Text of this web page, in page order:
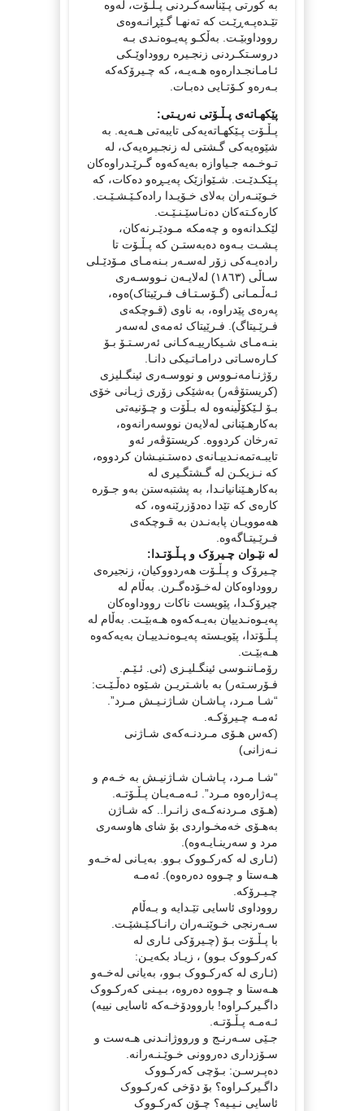
بە کورتی پـێناسەکـردنی پـڵـۆت، لەوە
تێـدەپـەڕێـت کە تەنهـا گـێڕانـەوەی
رووداوبێـت. بەڵکـو پەیـوەنـدی بـە
دروسـتکـردنی زنجـیرە رووداوێـکی
ئـامـانجـدارەوە هـەیـە، کە چـیرۆکەکە
بـەرەو کـۆتـایی دەبـات.
پێکهـاتەی پـڵـۆتی نەریـتی:
پـڵـۆت پـێکهـاتەیەکی تایبەتی هـەیە. بە
شێوەیەکی گـشتی لە زنجـیرەیەک، لە
تـوخـمە جـیاوازە بەیەکەوە گـرێـدراوەکان
پـێکـدێـت. شـێوازێک پەیـڕەو دەکات، کە
خـوێنـەران بەلای خـۆیـدا رادەکـێـشـێـت.
کارەکـتەکان دەنـاسێـنـێـت.
لێکـدانەوە و چەمکە مـودێـرنەکان،
پـشـت بـەوە دەبەستـن کە پـڵـۆت تا
رادەیـەکی زۆر لەسـەر بـنەمـای مـۆدێـلی
سـاڵی (١٨٦٣) لەلایـەن نـووسـەری
ئـەڵـمـانی (گـۆسـتـاف فـرێیتاک)ەوە،
پەرەی پێدراوە، بە ناوی (قـوچکەی
فـرێـيتاگ). فـرێیتاک ئەمەی لەسەر
بنـەمـای شـیکارییـەکـانی ئەرسـتـۆ بـۆ
کـارەسـاتی درامـاتـیکی دانـا.
رۆژنـامەنـووس و نووسـەری ئینگـلیزی
(کریستۆڤەر) بەشێکی زۆری ژیـانی خۆی
بـۆ لـێکۆڵینەوە لە بـڵۆت و چـۆنیەتی
بەکارهـێنانی لەلایەن نووسەرانەوە،
تەرخان کردووە. کریستۆڤەر ئەو
تایبـەتمەنـدییـانەی دەستـنیـشان کردووە،
کە نـزیکـن لە گـشتگـیری لە
بەکارهـێنانیانـدا، بە پشتبەستن بەو جـۆرە
کارەی کە تێدا دەدۆزرێنەوە، کە
هەموویـان پابەنـدن بە قـوچکەی
فـرێـیتـاگەوە.
لە نێـوان چـیرۆک و پـڵـۆتـدا:
چـیرۆک و پـڵـۆت هەردووکیان، زنجیرەی
رووداوەکان لەخـۆدەگـرن. بەڵام لە
چیرۆکـدا، پێویست ناکات رووداوەکان
پەیـوەنـدییان بەیـەکەوە هـەبێـت. بەڵام لە
پـڵـۆتدا، پێویـستە پەیـوەنـدییـان بەیەکەوە
هـەبێـت.
رۆمـاننـوسی ئینگـلیـزی (ئی. ئـێـم.
فـۆرسـتەر) بە باشـتریـن شـێوە دەڵـێـت:
“شـا مـرد، پـاشـان شـاژنـیـش مـرد”.
ئەمـە چـیرۆکـە.
(کەس هـۆی مـردنـەکەی شـاژنی
نـەزانی)
“شـا مـرد، پـاشـان شـاژنیـش بە خـەم و
پـەژارەوە مـرد”. ئـەمـەیـان پـڵـۆتـە.
(هـۆی مـردنەکـەی زانـرا.. کە شـاژن
بەهـۆی خەمخـواردی بۆ شای هاوسەری
مرد و سەرینـایـەوە).
(ئـاری لە کەرکـووک بـوو. بەیـانی لەخـەو
هـەستا و چـووە دەرەوە). ئەمـە
چـیـرۆکە.
رووداوی ئاسایی تێـدایە و بـەڵام
سـەرنجی خـوێنـەران رانـاكـێـشێـت.
با پـڵـۆت بـۆ (چـیرۆکی ئـاری لە
کەرکـووک بـوو) ، زیـاد بکەیـن:
(ئـاری لە کەرکـووک بـوو، بەیانی لەخـەو
هـەستا و چـووە دەروە، بـیـنی کەرکـووک
داگـیرکـراوە! باروودۆخـەکە ئاسایی نییە)
ئـەمـە پـڵـۆتـە.
جـێی سـەرنـج و ورووژانـدنی هـەست و
سـۆزداری دەروونی خـوێـنـەرانە.
دەپـرسـن: بـۆچی کەرکـووک
داگـیرکـراوە؟ بۆ دۆخی کەرکـووک
ئاسایی نـیـیە؟ چـۆن کەرکـووک